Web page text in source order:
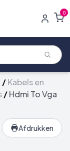
0
/Kabels en
/Hdmi To Vga
Afdrukken